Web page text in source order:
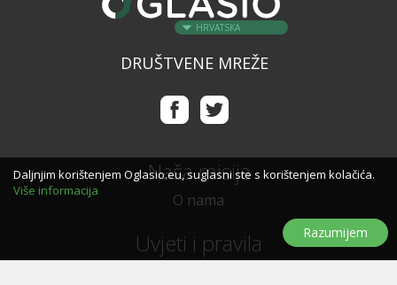
HRVATSKA
DRUŠTVENE MREŽE
Naša misija
O nama
Uvjeti i pravila
Daljnjim korištenjem Oglasio.eu, suglasni ste s korištenjem kolačića.
Više informacija
Razumijem